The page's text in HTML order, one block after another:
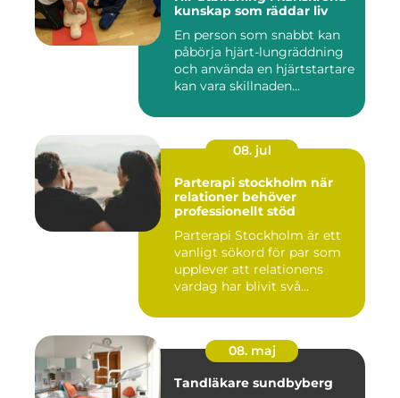
kunskap som räddar liv
En person som snabbt kan
påbörja hjärt-lungräddning
och använda en hjärtstartare
kan vara skillnaden...
08. jul
Parterapi stockholm när
relationer behöver
professionellt stöd
Parterapi Stockholm är ett
vanligt sökord för par som
upplever att relationens
vardag har blivit svå...
08. maj
Tandläkare sundbyberg